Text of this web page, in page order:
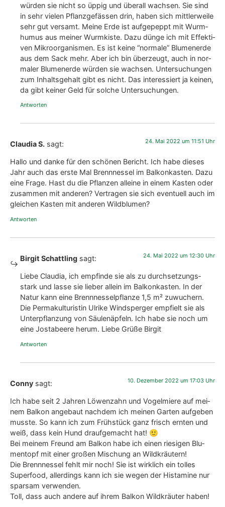
wür­den sie nicht so üppig und über­all wach­sen. Sie sind
in sehr vie­len Pflanz­ge­fäs­sen drin, haben sich mitt­ler­wei­le
sehr gut vers­amt. Mei­ne Erde ist auf­ge­peppt mit Wurm­
hu­mus aus mei­ner Wurm­kis­te. Dazu dün­ge ich mit Effek­ti­
ven Mikro­or­ga­nis­men. Es ist kei­ne “nor­ma­le” Blu­men­er­de
aus dem Sack mehr. Aber ich bin über­zeugt, auch in nor­
ma­ler Blu­men­er­de wür­den sie wach­sen. Unter­su­chun­gen
zum Inhalts­ge­halt gibt es nicht. Das inter­es­siert ja kei­nen,
da gibt kei­ner Geld für sol­che Unter­su­chun­gen.
Antworten
Claudia S. sagt: 24. Mai 2022 um 11:51 Uhr
Hal­lo und dan­ke für den schö­nen Bericht. Ich habe die­ses
Jahr auch das ers­te Mal Brenn­nes­sel im Bal­kon­kas­ten. Dazu
eine Fra­ge. Hast du die Pflan­zen allei­ne in einem Kas­ten oder
zusam­men mit ande­ren? Ver­tra­gen sie sich even­tu­ell auch im
glei­chen Kas­ten mit ande­ren Wild­blu­men?
Antworten
Birgit Schattling sagt: 24. Mai 2022 um 12:30 Uhr
Lie­be Clau­dia, ich emp­fin­de sie als zu durch­set­zungs­
stark und las­se sie lie­ber allein im Bal­kon­kas­ten. In der
Natur kann eine Brenn­nes­sel­pflan­ze 1,5 m² zuwu­chern.
Die Per­ma­kul­tur­is­tin Ulri­ke Winds­per­ger emp­fielt sie als
Unter­pflan­zung von Säu­len­äp­feln. Ich habe sie noch um
eine Jos­ta­bee­re her­um. Lie­be Grü­ße Bir­git
Antworten
Conny sagt: 10. Dezember 2022 um 17:03 Uhr
Ich habe seit 2 Jah­ren Löwen­zahn und Vogel­mie­re auf mei­
nem Bal­kon ange­baut nach­dem ich mei­nen Gar­ten auf­ge­ben
muss­te. So kann ich zum Früh­stück ganz frisch ern­ten und
weiß, dass kein Hund drauf­ge­macht hat! 🙂
Bei mei­nem Freund am Bal­kon habe ich einen rie­si­gen Blu­
men­topf mit einer gro­ßen Mischung an Wild­kräu­tern!
Die Brenn­nes­sel fehlt mir noch! Sie ist wirk­lich ein tol­les
Super­food, aller­dings kann ich sie wegen der Hist­ami­ne nur
spar­sam ver­wen­den.
Toll, dass auch ande­re auf ihrem Bal­kon Wild­kräu­ter haben!